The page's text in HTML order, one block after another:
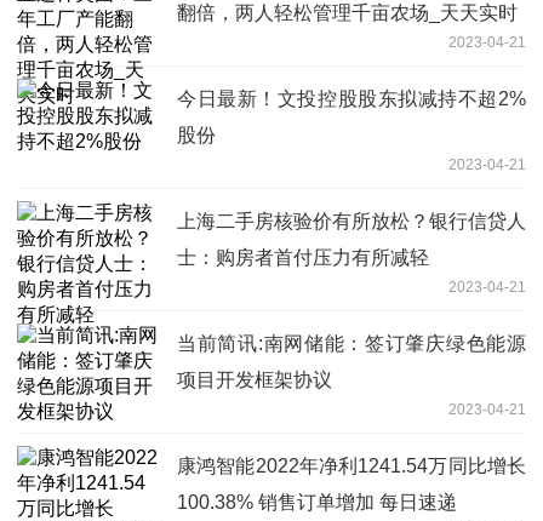
翻倍，两人轻松管理千亩农场_天天实时
2023-04-21
今日最新！文投控股股东拟减持不超2%
股份
2023-04-21
上海二手房核验价有所放松？银行信贷人
士：购房者首付压力有所减轻
2023-04-21
当前简讯:南网储能：签订肇庆绿色能源
项目开发框架协议
2023-04-21
康鸿智能2022年净利1241.54万同比增长
100.38% 销售订单增加 每日速递